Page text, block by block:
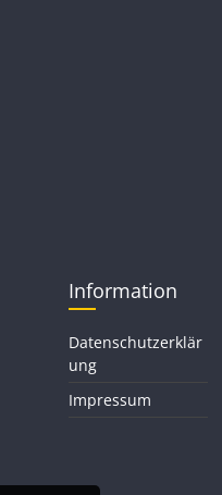
Information
Datenschutzerklär
ung
Impressum